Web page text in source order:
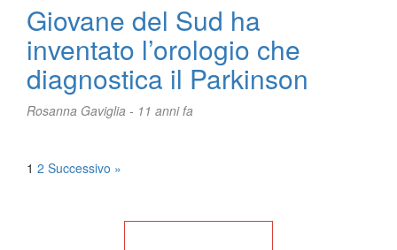
Giovane del Sud ha
inventato l’orologio che
diagnostica il Parkinson
Rosanna Gaviglia - 11 anni fa
Posts
1 2 Successivo »